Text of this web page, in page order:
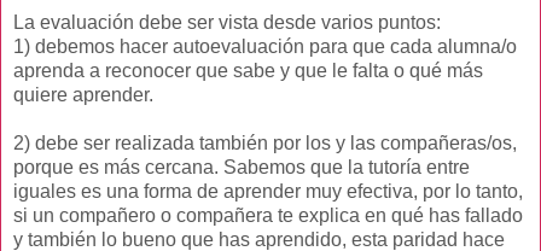
La evaluación debe ser vista desde varios puntos:
1) debemos hacer autoevaluación para que cada alumna/o
aprenda a reconocer que sabe y que le falta o qué más
quiere aprender.
2) debe ser realizada también por los y las compañeras/os,
porque es más cercana. Sabemos que la tutoría entre
iguales es una forma de aprender muy efectiva, por lo tanto,
si un compañero o compañera te explica en qué has fallado
y también lo bueno que has aprendido, esta paridad hace